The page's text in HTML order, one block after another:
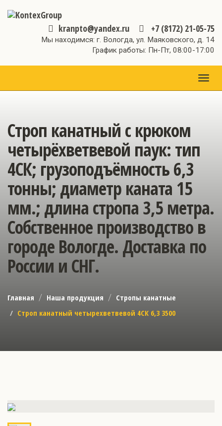
kranpto@yandex.ru +7 (8172) 21-05-75
Мы находимся: г. Вологда, ул. Маяковского, д. 14
График работы: Пн-Пт, 08:00-17:00
Строп канатный с крюком
четырёхветвевой паук: тип
4СК; грузоподъёмность 6,3
тонны; диаметр каната 15
мм.; длина стропа 3,5 метра.
Собственное производство в
городе Вологде. Доставка по
России и СНГ.
Главная Наша продукция
Стропы канатные
Строп канатный четырехветвевой 4СК 6,3 3500